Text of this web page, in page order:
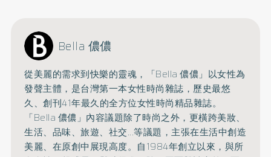
Bella 儂儂
從美麗的需求到快樂的靈魂，「Bella 儂儂」以女性為
發聲主體，是台灣第一本女性時尚雜誌，歷史最悠
久、創刊41年最久的全方位女性時尚精品雜誌。
「Bella 儂儂」內容議題除了時尚之外，更橫跨美妝、
生活、品味、旅遊、 社交...等議題，主張在生活中創造
美麗、在原創中展現高度。 自1984年創立以來，與所